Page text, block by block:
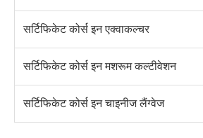
सर्टिफिकेट कोर्स इन एक्वाकल्चर
सर्टिफिकेट कोर्स इन मशरूम कल्टीवेशन
सर्टिफिकेट कोर्स इन चाइनीज लैंग्वेज